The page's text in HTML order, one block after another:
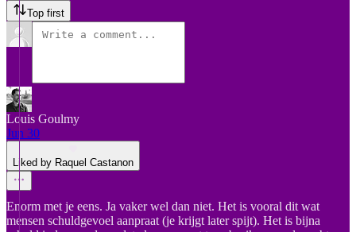
Top first
Louis Goulmy
Jun 30
Liked by Raquel Castanon
Enorm met je eens. Ja vaker wel dan niet. Het is vooral dit wat
mensen schuldgevoel aanpraat (je krijgt later spijt). Het is bijna